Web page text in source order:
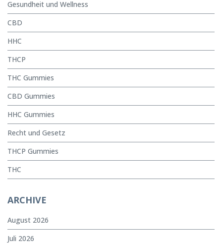
Gesundheit und Wellness
CBD
HHC
THCP
THC Gummies
CBD Gummies
HHC Gummies
Recht und Gesetz
THCP Gummies
THC
ARCHIVE
August 2026
Juli 2026